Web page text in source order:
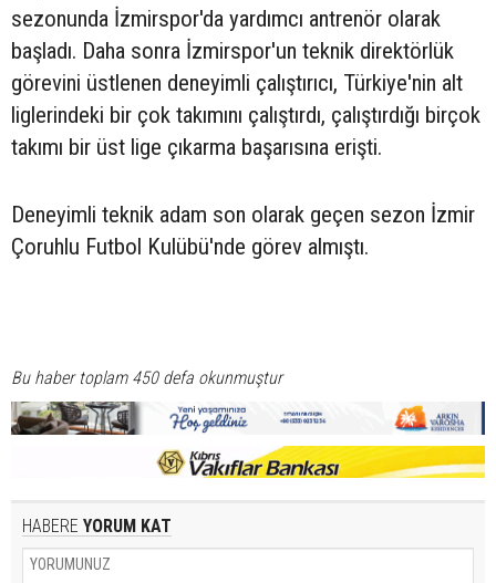
sezonunda İzmirspor'da yardımcı antrenör olarak
başladı. Daha sonra İzmirspor'un teknik direktörlük
görevini üstlenen deneyimli çalıştırıcı, Türkiye'nin alt
liglerindeki bir çok takımını çalıştırdı, çalıştırdığı birçok
takımı bir üst lige çıkarma başarısına erişti.
Deneyimli teknik adam son olarak geçen sezon İzmir
Çoruhlu Futbol Kulübü'nde görev almıştı.
Bu haber toplam 450 defa okunmuştur
HABERE YORUM KAT